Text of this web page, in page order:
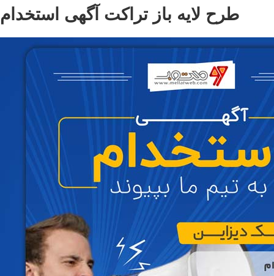
طرح لایه باز تراکت آگهی استخدام